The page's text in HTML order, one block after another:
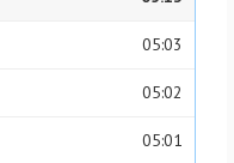
05:03
05:02
05:01